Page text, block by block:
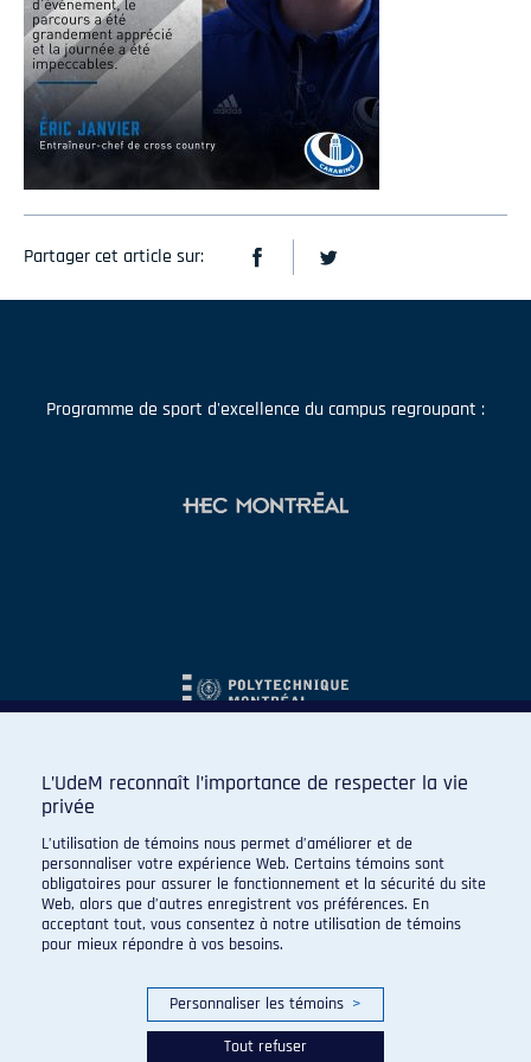
Partager cet article sur:
Programme de sport d'excellence du campus regroupant :
L’UdeM reconnaît l’importance de respecter la vie
privée
L’utilisation de témoins nous permet d’améliorer et de
personnaliser votre expérience Web. Certains témoins sont
obligatoires pour assurer le fonctionnement et la sécurité du site
Web, alors que d’autres enregistrent vos préférences. En
acceptant tout, vous consentez à notre utilisation de témoins
pour mieux répondre à vos besoins.
Personnaliser les témoins >
Tout refuser